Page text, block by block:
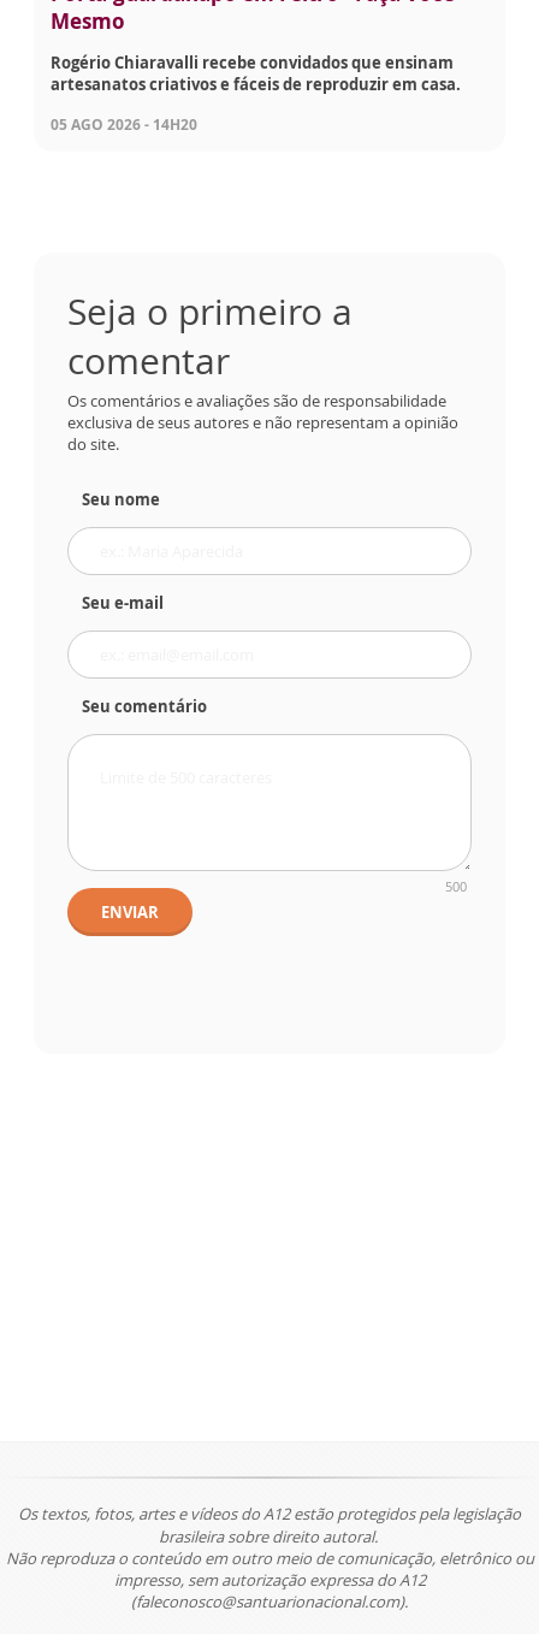
Mesmo
Rogério Chiaravalli recebe convidados que ensinam
artesanatos criativos e fáceis de reproduzir em casa.
05 AGO 2026 - 14H20
Seja o primeiro a
comentar
Os comentários e avaliações são de responsabilidade
exclusiva de seus autores e não representam a opinião
do site.
Seu nome
Seu e-mail
Seu comentário
500
ENVIAR
Os textos, fotos, artes e vídeos do A12 estão protegidos pela legislação
brasileira sobre direito autoral.
Não reproduza o conteúdo em outro meio de comunicação, eletrônico ou
impresso, sem autorização expressa do A12
(faleconosco@santuarionacional.com).